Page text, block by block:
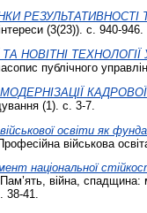
(3(23)). с. 940-946.
ТА НОВІТНІ
публічного
(1). с. 3-7.
освіти як
військова
національної
Пам’ять, війна, спадщина:
38-41.